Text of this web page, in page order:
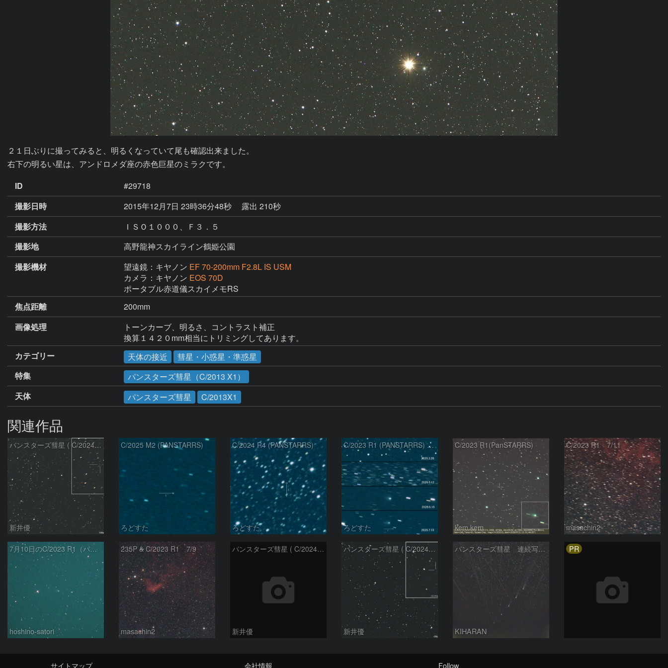
２１日ぶりに撮ってみると、明るくなっていて尾も確認出来ました。
右下の明るい星は、アンドロメダ座の赤色巨星のミラクです。
ID
#29718
撮影日時
2015年12月7日 23時36分48秒
露出 210秒
撮影方法
ＩＳＯ１０００、Ｆ３．５
撮影地
高野龍神スカイライン鶴姫公園
撮影機材
望遠鏡：キヤノン EF 70-200mm F2.8L IS USM
カメラ：キヤノン EOS 70D
ポータブル赤道儀スカイメモRS
焦点距離
200mm
画像処理
トーンカーブ、明るさ、コントラスト補正
換算１４２０mm相当にトリミングしてあります。
カテゴリー
天体の接近
彗星・小惑星・準惑星
特集
パンスターズ彗星（C/2013 X1）
天体
パンスターズ彗星 C/2013X1
関連作品
パンスターズ彗星 ( C/2024R4 )：2026/07/27
新井優
C/2025 M2 (PANSTARRS)
ろどすた
C/2024 R4 (PANSTARRS)
ろどすた
C/2023 R1 (PANSTARRS) の変化
ろどすた
C/2023 R1(PanSTARRS)
kem.kem
C/2023 R1 7/11
masachin2
7月10日のC/2023 R1（パンスターズ彗星）
hoshino-satori
235P & C/2023 R1 7/9
masachin2
パンスターズ彗星 ( C/2024R4 )：2026/06/28
新井優
パンスターズ彗星 ( C/2024G4 )の予報位置：2026/06/23
新井優
パンスターズ彗星 連続写真 再処理
KIHARAN
PR
サイトマップ 会社情報 Follow